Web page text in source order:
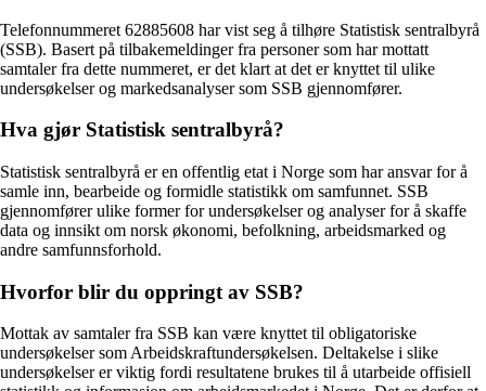
Telefonnummeret 62885608 har vist seg å tilhøre Statistisk sentralbyrå
(SSB). Basert på tilbakemeldinger fra personer som har mottatt
samtaler fra dette nummeret, er det klart at det er knyttet til ulike
undersøkelser og markedsanalyser som SSB gjennomfører.
Hva gjør Statistisk sentralbyrå?
Statistisk sentralbyrå er en offentlig etat i Norge som har ansvar for å
samle inn, bearbeide og formidle statistikk om samfunnet. SSB
gjennomfører ulike former for undersøkelser og analyser for å skaffe
data og innsikt om norsk økonomi, befolkning, arbeidsmarked og
andre samfunnsforhold.
Hvorfor blir du oppringt av SSB?
Mottak av samtaler fra SSB kan være knyttet til obligatoriske
undersøkelser som Arbeidskraftundersøkelsen. Deltakelse i slike
undersøkelser er viktig fordi resultatene brukes til å utarbeide offisiell